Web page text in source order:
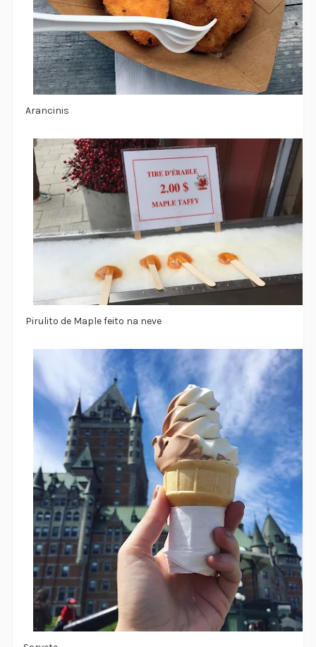
Arancinis
Pirulito de Maple feito na neve